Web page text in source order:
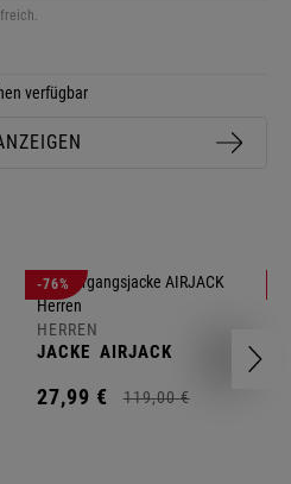
verfügbar
-76%
HERREN
JACKE AIRJACK
27,99 € 119,00 €